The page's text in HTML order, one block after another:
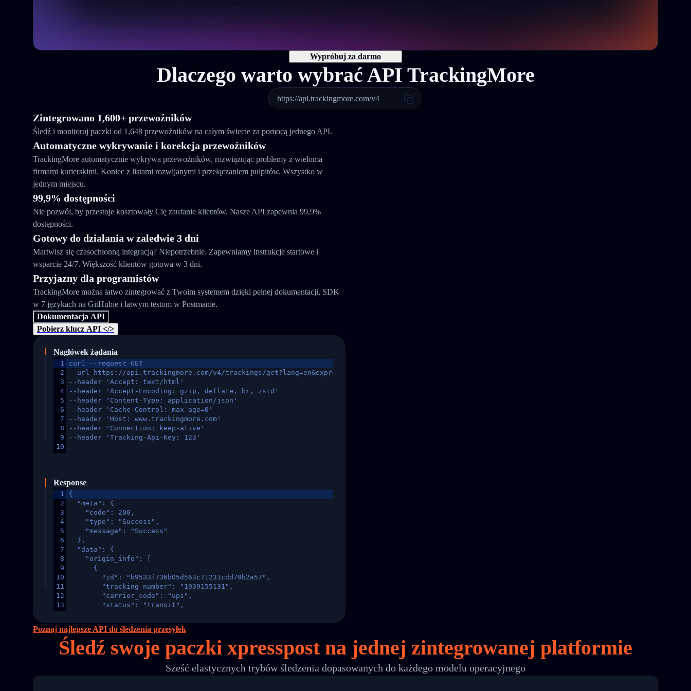
Wypróbuj za darmo
Dlaczego warto wybrać API TrackingMore
https://api.trackingmore.com/v4
Zintegrowano 1,600+ przewoźników
Śledź i monitoruj paczki od 1,648 przewoźników na całym świecie za pomocą jednego API.
Automatyczne wykrywanie i korekcja przewoźników
TrackingMore automatycznie wykrywa przewoźników, rozwiązując problemy z wieloma
firmami kurierskimi. Koniec z listami rozwijanymi i przełączaniem pulpitów. Wszystko w
jednym miejscu.
99,9% dostępności
Nie pozwól, by przestoje kosztowały Cię zaufanie klientów. Nasze API zapewnia 99,9%
dostępności.
Gotowy do działania w zaledwie 3 dni
Martwisz się czasochłonną integracją? Niepotrzebnie. Zapewniamy instrukcje startowe i
wsparcie 24/7. Większość klientów gotowa w 3 dni.
Przyjazny dla programistów
TrackingMore można łatwo zintegrować z Twoim systemem dzięki pełnej dokumentacji, SDK
w 7 językach na GitHubie i łatwym testom w Postmanie.
Dokumentacja API
Pobierz klucz API </>
Nagłówek żądania
1
2
3
4
5
6
7
8
9
10
curl --request GET
--url https://api.trackingmore.com/v4/trackings/get?lang=en&express=ups&tracknumber=1939155131
--header 'Accept: text/html'
--header 'Accept-Encoding: gzip, deflate, br, zstd'
--header 'Content-Type: application/json'
--header 'Cache-Control: max-age=0'
--header 'Host: www.trackingmore.com'
--header 'Connection: keep-alive'
--header 'Tracking-Api-Key: 123'
Response
1
2
3
4
5
6
7
8
9
10
11
12
13
16
17
18
{
  "meta": {
    "code": 200,
    "type": "Success",
    "message": "Success"
  },
  "data": {
    "origin_info": [
      {
        "id": "b9533f736b05d563c71231cdd79b2a57",
        "tracking_number": "1939155131",
        "carrier_code": "ups",
        "status": "transit",
        "itemTimeLength": 2,
        "weblink": "",
        "phone": null,
        "trackinfo": [
Poznaj najlepsze API do śledzenia przesyłek
Śledź swoje paczki xpresspost na jednej zintegrowanej platformie
Sześć elastycznych trybów śledzenia dopasowanych do każdego modelu operacyjnego